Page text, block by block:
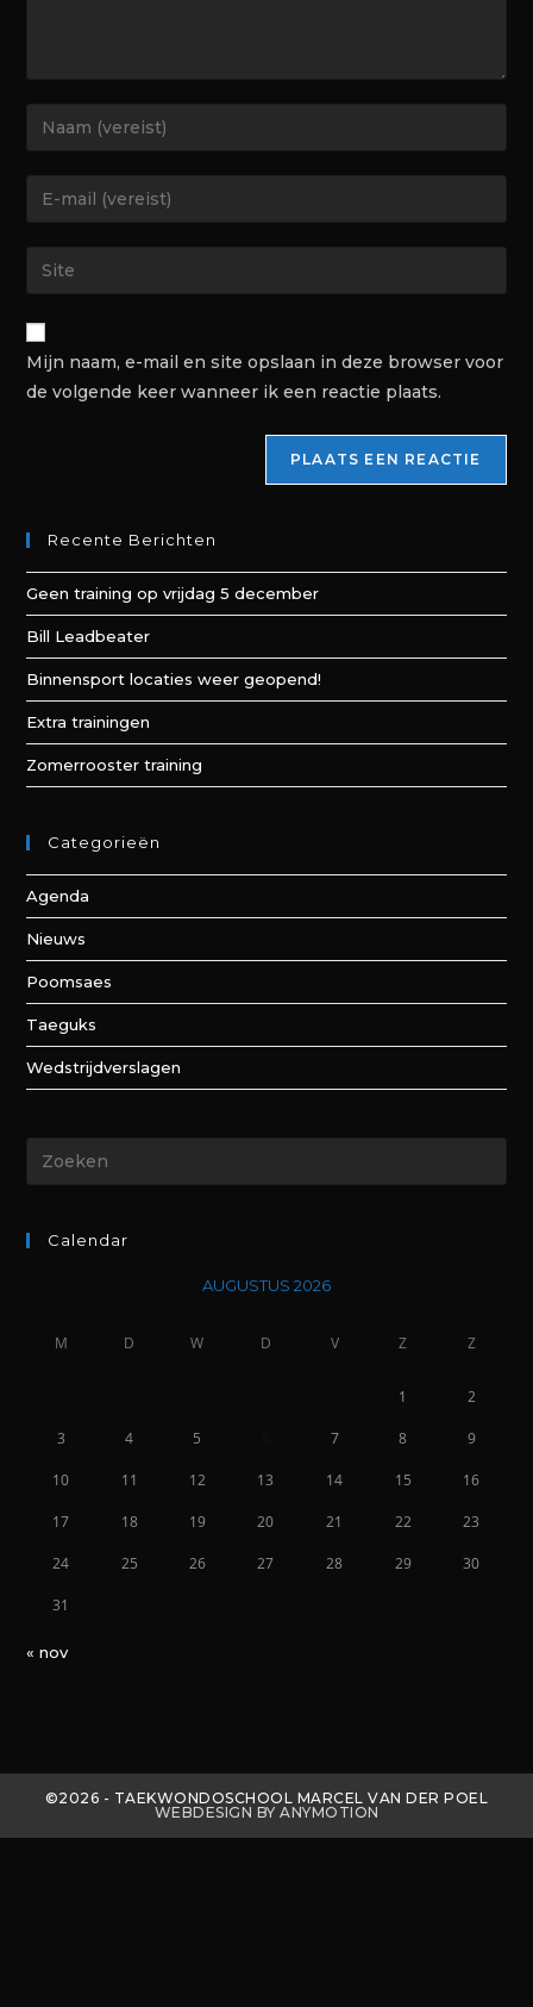
Mijn naam, e-mail en site opslaan in deze browser voor
de volgende keer wanneer ik een reactie plaats.
Recente Berichten
Geen training op vrijdag 5 december
Bill Leadbeater
Binnensport locaties weer geopend!
Extra trainingen
Zomerrooster training
Categorieën
Agenda
Nieuws
Poomsaes
Taeguks
Wedstrijdverslagen
Calendar
AUGUSTUS 2026
M D W D V Z Z
1 2
3 4 5 7 8 9
10 11 12 13 14 15 16
17 18 19 20 21 22 23
24 25 26 27 28 29 30
31
« nov
©2026 - TAEKWONDOSCHOOL MARCEL VAN DER POEL
WEBDESIGN BY ANYMOTION